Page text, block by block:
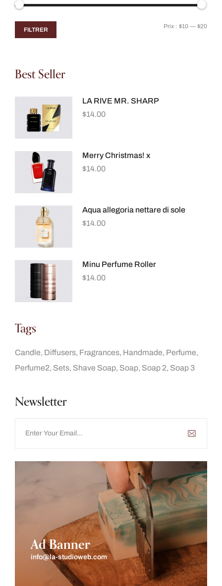
FILTRER Prix : $10 — $20
Best Seller
LA RIVE MR. SHARP
$14.00
Merry Christmas! x
$14.00
Aqua allegoria nettare di sole
$14.00
Minu Perfume Roller
$14.00
Tags
Candle Diffusers Fragrances Handmade Perfume
Perfume2 Sets Shave Soap Soap Soap 2 Soap 3
Newsletter
Ad Banner
info@la-studioweb.com